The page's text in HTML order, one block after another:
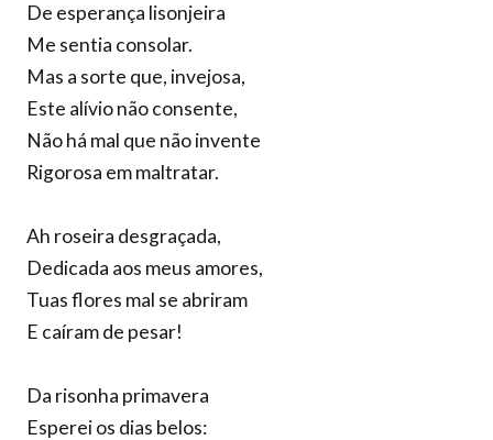
De esperança lisonjeira
Me sentia consolar.
Mas a sorte que, invejosa,
Este alívio não consente,
Não há mal que não invente
Rigorosa em maltratar.
Ah roseira desgraçada,
Dedicada aos meus amores,
Tuas flores mal se abriram
E caíram de pesar!
Da risonha primavera
Esperei os dias belos: